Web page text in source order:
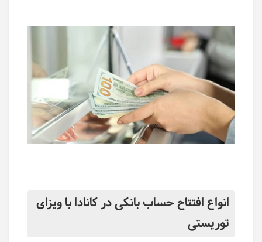
انواع افتتاح حساب بانکی در کانادا با ویزای
توریستی